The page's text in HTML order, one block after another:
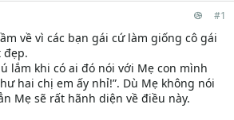
#1
về vì các bạn gái cứ làm giống cô gái
đẹp.
lắm khi có ai đó nói với Mẹ con mình
hai chị em ấy nhỉ!”. Dù Mẹ không nói
Mẹ sẽ rất hãnh diện về điều này.